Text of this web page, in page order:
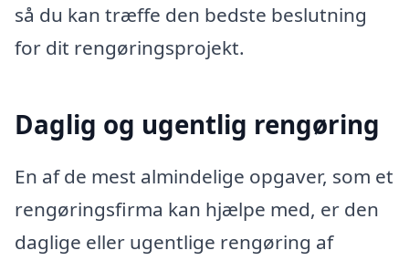
så du kan træffe den bedste beslutning
for dit rengøringsprojekt.
Daglig og ugentlig rengøring
En af de mest almindelige opgaver, som et
rengøringsfirma kan hjælpe med, er den
daglige eller ugentlige rengøring af